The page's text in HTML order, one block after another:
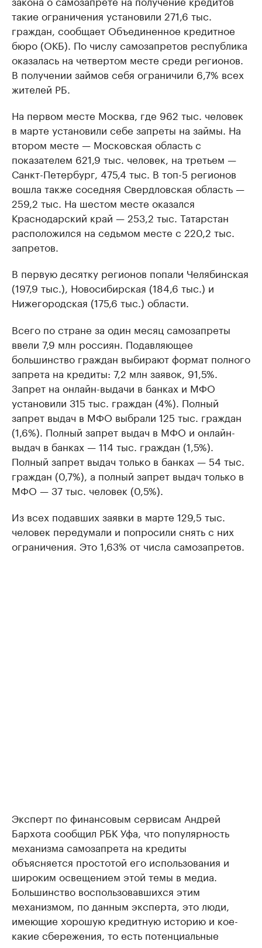
такие ограничения установили 271,6 тыс.
граждан, сообщает Объединенное кредитное
бюро (ОКБ). По числу самозапретов республика
оказалась на четвертом месте среди регионов.
В получении займов себя ограничили 6,7% всех
жителей РБ.
На первом месте Москва, где 962 тыс. человек
в марте установили себе запреты на займы. На
втором месте — Московская область с
показателем 621,9 тыс. человек, на третьем —
Санкт-Петербург, 475,4 тыс. В топ-5 регионов
вошла также соседняя Свердловская область —
259,2 тыс. На шестом месте оказался
Краснодарский край — 253,2 тыс. Татарстан
расположился на седьмом месте с 220,2 тыс.
запретов.
В первую десятку регионов попали Челябинская
(197,9 тыс.), Новосибирская (184,6 тыс.) и
Нижегородская (175,6 тыс.) области.
Всего по стране за один месяц самозапреты
ввели 7,9 млн россиян. Подавляющее
большинство граждан выбирают формат полного
запрета на кредиты: 7,2 млн заявок, 91,5%.
Запрет на онлайн-выдачи в банках и МФО
установили 315 тыс. граждан (4%). Полный
запрет выдач в МФО выбрали 125 тыс. граждан
(1,6%). Полный запрет выдач в МФО и онлайн-
выдач в банках — 114 тыс. граждан (1,5%).
Полный запрет выдач только в банках — 54 тыс.
граждан (0,7%), а полный запрет выдач только в
МФО — 37 тыс. человек (0,5%).
Из всех подавших заявки в марте 129,5 тыс.
человек передумали и попросили снять с них
ограничения. Это 1,63% от числа самозапретов.
Эксперт по финансовым сервисам Андрей
Бархота сообщил РБК Уфа, что популярность
механизма самозапрета на кредиты
объясняется простотой его использования и
широким освещением этой темы в медиа.
Большинство воспользовавшихся этим
механизмом, по данным эксперта, это люди,
имеющие хорошую кредитную историю и кое-
какие сбережения, то есть потенциальные